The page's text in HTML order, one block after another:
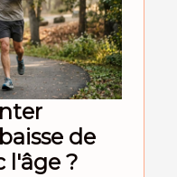
de
l'âge ?